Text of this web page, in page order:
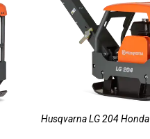
Husqvarna LG 204 Honda